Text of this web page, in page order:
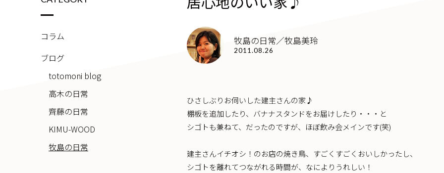
牧島の日常／牧島美玲
2011.08.26
ひさしぶりお伺いした建主さんの家♪
棚板を追加したり、バナナスタンドをお届けしたり・・・と
シゴトも兼ねて、だったのですが、ほぼ飲み会メインです(笑)
建主さんイチオシ！のお店の焼き鳥、すごくすごくおいしかったし、
シゴトを離れてつながれる時間が、なによりうれしい！
コラム
ブログ
totomoni blog
高木の日常
齊藤の日常
KIMU-WOOD
牧島の日常